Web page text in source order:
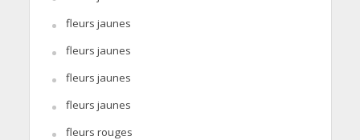
fleurs jaunes
fleurs jaunes
fleurs jaunes
fleurs jaunes
fleurs rouges